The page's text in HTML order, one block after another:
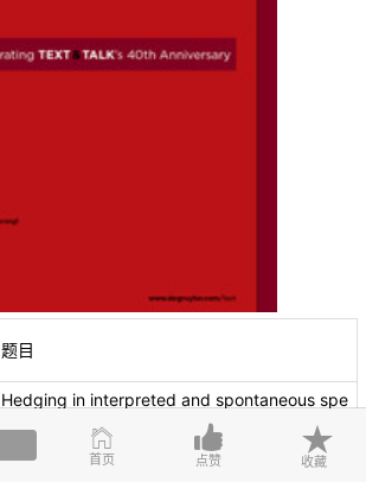
题目
Hedging in interpreted and spontaneous spe
eches: a comparative study of Chinese and
American political press briefings
首页 点赞 收藏